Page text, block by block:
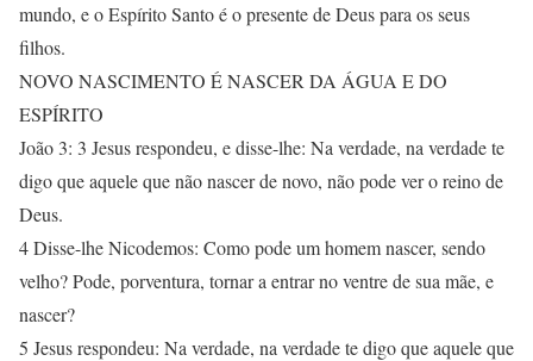
mundo, e o Espírito Santo é o presente de Deus para os seus
filhos.
NOVO NASCIMENTO É NASCER DA ÁGUA E DO
ESPÍRITO
João 3: 3 Jesus respondeu, e disse-lhe: Na verdade, na verdade te
digo que aquele que não nascer de novo, não pode ver o reino de
Deus.
4 Disse-lhe Nicodemos: Como pode um homem nascer, sendo
velho? Pode, porventura, tornar a entrar no ventre de sua mãe, e
nascer?
5 Jesus respondeu: Na verdade, na verdade te digo que aquele que